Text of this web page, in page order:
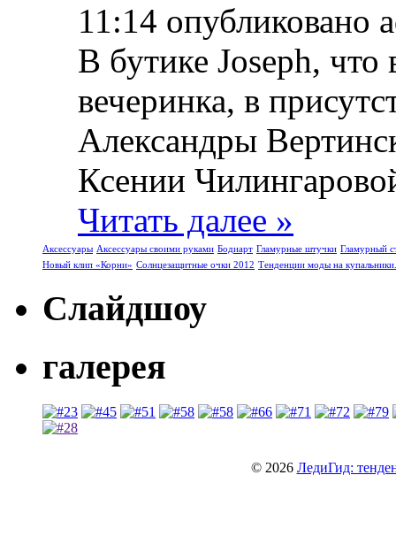
11:14 опубликовано
В бутике Joseph, что
вечеринка, в
Александры
Ксении
Читать далее »
Аксессуары Аксессуары своими руками Бодиарт Гламурные штучки Гламурный
Новый клип «Корни» Солнцезащитные очки 2012 Тенденции моды на купальники.
Слайдшоу
галерея
© 2026 ЛедиГид: